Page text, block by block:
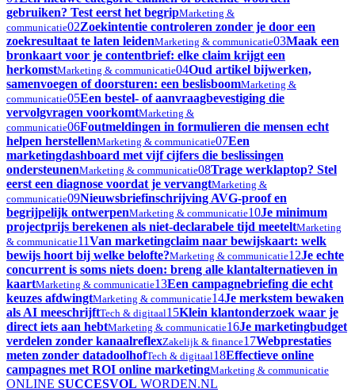
gebruiken? Test eerst het begripMarketing &
communicatie02Zoekintentie controleren zonder je door een
zoekresultaat te laten leidenMarketing & communicatie03Maak een
bronkaart voor je contentbrief: elke claim krijgt een
herkomstMarketing & communicatie04Oud artikel bijwerken,
samenvoegen of doorsturen: een beslisboomMarketing &
communicatie05Een bestel- of aanvraagbevestiging die
vervolgvragen voorkomtMarketing &
communicatie06Foutmeldingen in formulieren die mensen echt
helpen herstellenMarketing & communicatie07Een
marketingdashboard met vijf cijfers die beslissingen
ondersteunenMarketing & communicatie08Trage werklaptop? Stel
eerst een diagnose voordat je vervangtMarketing &
communicatie09Nieuwsbriefinschrijving AVG-proof en
begrijpelijk ontwerpenMarketing & communicatie10Je minimum
projectprijs berekenen als niet-declarabele tijd meeteltMarketing
& communicatie11Van marketingclaim naar bewijskaart: welk
bewijs hoort bij welke belofte?Marketing & communicatie12Je echte
concurrent is soms niets doen: breng alle klantalternatieven in
kaartMarketing & communicatie13Een campagnebriefing die echt
keuzes afdwingtMarketing & communicatie14Je merkstem bewaken
als AI meeschrijftTech & digitaal15Klein klantonderzoek waar je
direct iets aan hebtMarketing & communicatie16Je marketingbudget
verdelen zonder kanaalreflexZakelijk & finance17Webprestaties
meten zonder datadoolhofTech & digitaal18Effectieve online
campagnes met ROI online marketingMarketing & communicatie
ONLINE SUCCESVOL WORDEN.NL